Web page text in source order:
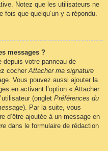
Notez que les utilisateurs ne
fois que quelqu’un y a répondu.
messages ?
depuis votre panneau de
cocherAttacher ma signature
Vous pouvez aussi ajouter la
en activant l’option « Attacher
(onglet Préférences du
). Par la suite, vous
d’être ajoutée à un message en
dans le formulaire de rédaction